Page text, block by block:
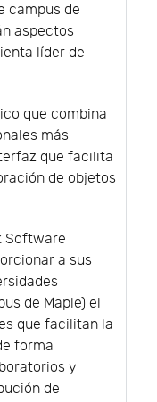
campus de
aspectos
líder de
que combina
más
que facilita
de objetos
Software
a sus
de Maple) el
que facilitan la
forma
y
de